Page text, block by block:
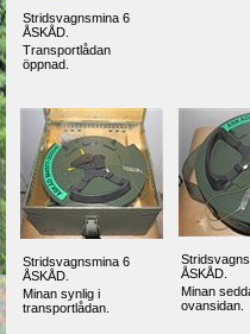
Stridsvagnsmina 6
ÅSKÅD.
Transportlådan
öppnad.
Stridsvagnsmina 6
ÅSKÅD.
Minan synlig i
transportlådan.
ÅSKÅD.
Minan
ovansidan.